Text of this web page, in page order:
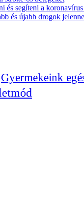
és segíteni a koronavírus
és újabb drogok
Gyermekeink